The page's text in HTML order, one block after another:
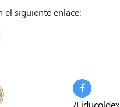
el siguiente enlace:
/Fiducoldex